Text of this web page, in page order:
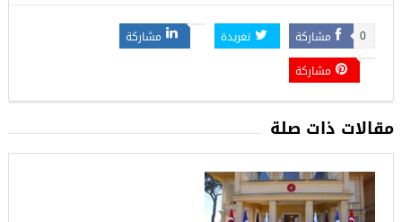
مشاركة 0 تغريدة
مشاركة
مشاركة
مقالات ذات صلة